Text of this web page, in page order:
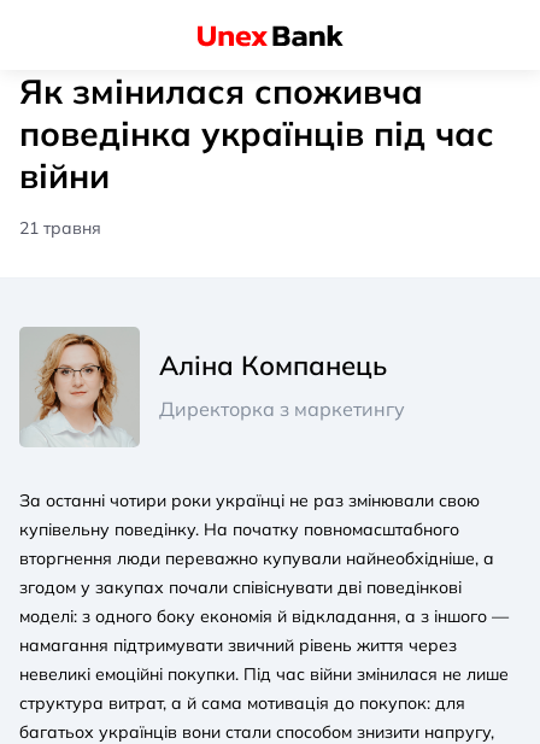
Як змінилася споживча
поведінка українців під час
війни
21 травня
Аліна Компанець
Директорка з маркетингу
За останні чотири роки українці не раз змінювали свою
купівельну поведінку. На початку повномасштабного
вторгнення люди переважно купували найнеобхідніше, а
згодом у закупах почали співіснувати дві поведінкові
моделі: з одного боку економія й відкладання, а з іншого —
намагання підтримувати звичний рівень життя через
невеликі емоційні покупки. Під час війни змінилася не лише
структура витрат, а й сама мотивація до покупок: для
багатьох українців вони стали способом знизити напругу,